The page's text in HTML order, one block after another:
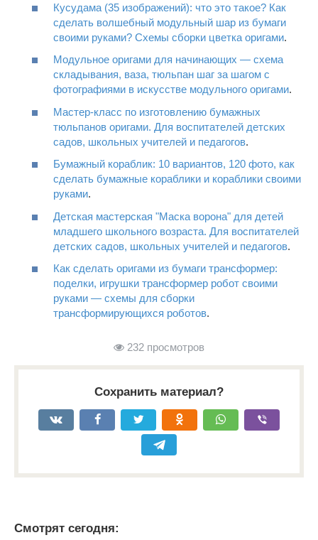
Кусудама (35 изображений): что это такое? Как
сделать волшебный модульный шар из бумаги
своими руками? Схемы сборки цветка оригами.
Модульное оригами для начинающих — схема
складывания, ваза, тюльпан шаг за шагом с
фотографиями в искусстве модульного оригами.
Мастер-класс по изготовлению бумажных
тюльпанов оригами. Для воспитателей детских
садов, школьных учителей и педагогов.
Бумажный кораблик: 10 вариантов, 120 фото, как
сделать бумажные кораблики и кораблики своими
руками.
Детская мастерская "Маска ворона" для детей
младшего школьного возраста. Для воспитателей
детских садов, школьных учителей и педагогов.
Как сделать оригами из бумаги трансформер:
поделки, игрушки трансформер робот своими
руками — схемы для сборки
трансформирующихся роботов.
232 просмотров
Сохранить материал?
Смотрят сегодня: